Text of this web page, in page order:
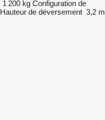
1 200 kg Configuration de
Hauteur de déversement 3,2 m